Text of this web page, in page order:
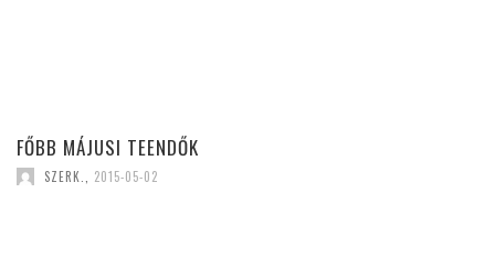
FŐBB MÁJUSI TEENDŐK
SZERK. 2015-05-02